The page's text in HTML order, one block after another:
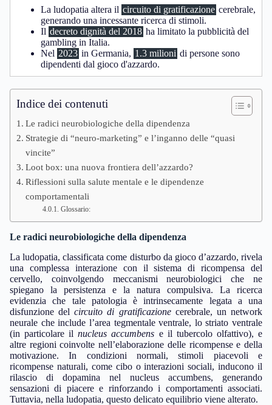
La ludopatia altera il circuito di gratificazione cerebrale,
generando una incessante ricerca di stimoli.
Il decreto dignità del 2018 ha limitato la pubblicità del
gambling in Italia.
Nel 2023 in Germania, 1.3 milioni di persone sono
dipendenti dal gioco d'azzardo.
Indice dei contenuti
Le radici neurobiologiche della dipendenza
Strategie di “neuro-marketing” e l’inganno delle “quasi
vincite”
Loot box: una nuova frontiera dell’azzardo?
Riflessioni sulla salute mentale e le dipendenze
comportamentali
Glossario:
Le radici neurobiologiche della dipendenza
La ludopatia, classificata come disturbo da gioco d’azzardo, rivela
una complessa interazione con il sistema di ricompensa del
cervello, coinvolgendo meccanismi neurobiologici che ne
spiegano la persistenza e la natura compulsiva. La ricerca
evidenzia che tale patologia è intrinsecamente legata a una
disfunzione delcircuito di gratificazionecerebrale, un network
neurale che include l’area tegmentale ventrale, lo striato ventrale
(in particolare ilnucleus accumbens e il tubercolo olfattivo), e
altre regioni coinvolte nell’elaborazione delle ricompense e della
motivazione. In condizioni normali, stimoli piacevoli e
ricompense naturali, come cibo o interazioni sociali, inducono il
rilascio di dopamina nel nucleus accumbens, generando
sensazioni di piacere e rinforzando i comportamenti associati.
Tuttavia, nella ludopatia, questo delicato equilibrio viene alterato.